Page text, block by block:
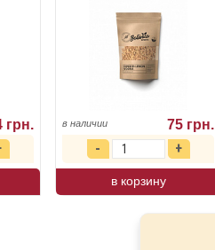
грн. в наличии 75 грн.
в корзину